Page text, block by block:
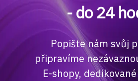
- do 24
Popište nám svůj
připravíme
E-shopy,